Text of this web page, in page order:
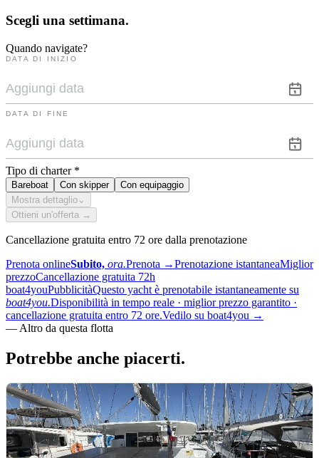
Scegli una settimana.
Quando navigate?
DATA DI INIZIO
DATA DI FINE
Tipo di charter *
Bareboat Con skipper
Con equipaggio
Mostra dettaglio ⌄
Ottieni un'offerta →
Cancellazione gratuita entro 72 ore dalla prenotazione
Prenota onlineSubito, ora.Prenota →Prenotazione istantaneaMiglior
prezzoCancellazione gratuita 72h
boat4youPubblicitàQuesto yacht è prenotabile istantaneamente su
boat4you.Disponibilità in tempo reale · miglior prezzo garantito ·
cancellazione gratuita entro 72 ore.Vedilo su boat4you →
— Altro da questa flotta
Potrebbe anche piacerti.